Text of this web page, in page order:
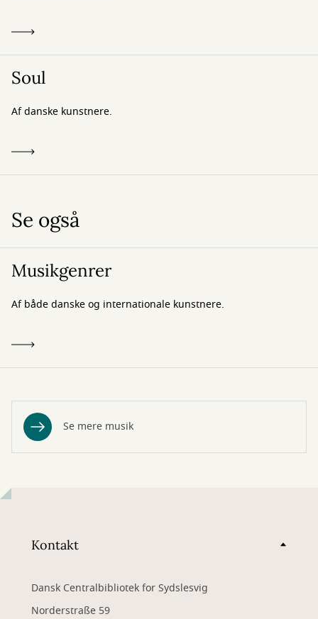
Soul
Af danske kunstnere.
Se også
Musikgenrer
Af både danske og internationale kunstnere.
Se mere musik
Kontakt
Dansk Centralbibliotek for Sydslesvig
Norderstraße 59